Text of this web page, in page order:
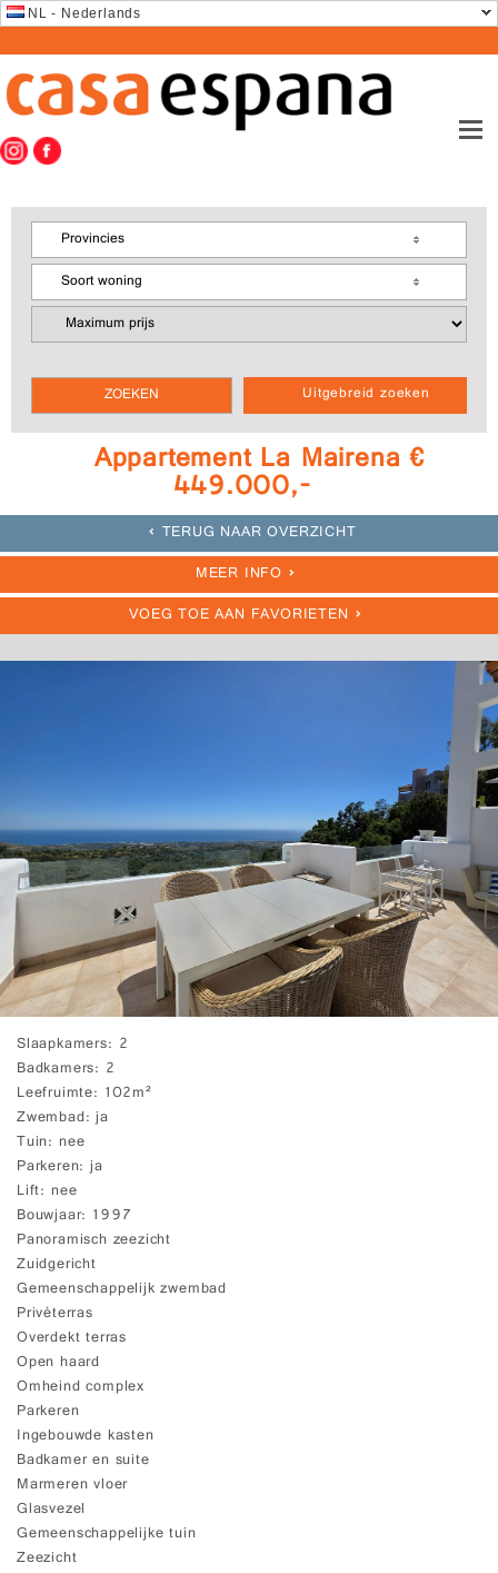
NL - Nederlands
Uitgebreid zoeken
Provincies
Soort woning
Appartement La Mairena €
449.000,-
TERUG NAAR OVERZICHT
MEER INFO
VOEG TOE AAN FAVORIETEN
Slaapkamers 2
Badkamers 2
Leefruimte 102m²
Zwembad ja
Tuin nee
Parkeren ja
Lift nee
Bouwjaar 1997
Panoramisch zeezicht
Zuidgericht
Gemeenschappelijk zwembad
Privéterras
Overdekt terras
Open haard
Omheind complex
Parkeren
Ingebouwde kasten
Badkamer en suite
Marmeren vloer
Glasvezel
Gemeenschappelijke tuin
Zeezicht